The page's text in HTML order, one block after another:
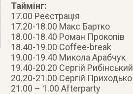
Таймінг:
17.00 Реєстрація
17.20-18.00 Макс Бартко
18.00-18.40 Роман Прокопів
18.40-19.00 Coffee-break
19.00-19.40 Микола Арабчук
19.40-20.20 Сергій Рибінський
20.20-21.00 Сергій Приходько
21.00 – 1.00 Afterparty